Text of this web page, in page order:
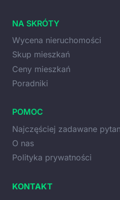
NA SKRÓTY
Wycena nieruchomości
Skup mieszkań
Ceny mieszkań
Poradniki
POMOC
Najczęściej zadawane
O nas
Polityka prywatności
KONTAKT